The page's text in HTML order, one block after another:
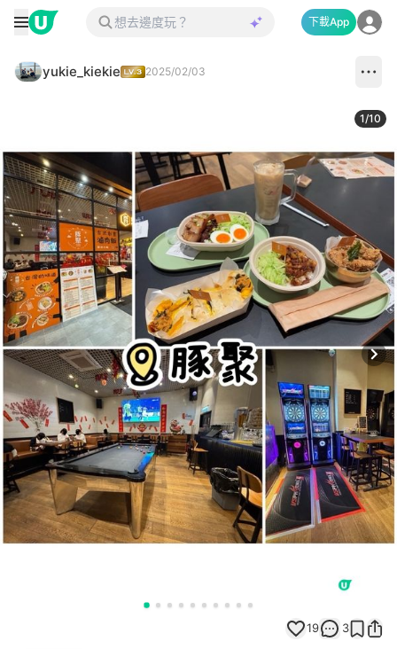
下載App
yukie_kiekie 2025/02/03
1/10
19 3